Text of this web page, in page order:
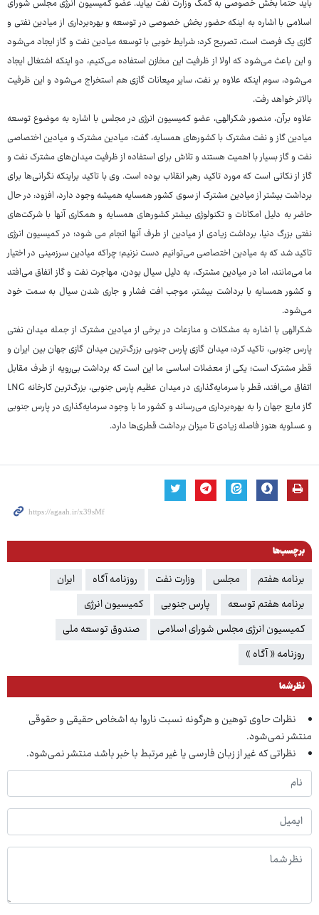
باید حتما بخش خصوصی به کمک وزارت نفت بیاید. عضو کمیسیون انرژی مجلس شورای
اسلامی با اشاره به اینکه حضور بخش خصوصی در توسعه و بهره‌برداری از میادین نفتی و
گازی یک فرصت است، تصریح کرد: شرایط خوبی با توسعه میادین نفت و گاز ایجاد می‌شود
و این باعث می‌شود که اولا از ظرفیت این مخازن استفاده می‌کنیم، دو اینکه اشتغال ایجاد
می‌شود، سوم اینکه علاوه بر نفت، سایر میعانات گازی هم استخراج می‌شود و این ظرفیت
بالاتر خواهد رفت.
علاوه برآن، منصور شکرالهی، عضو کمیسیون انرژی در مجلس با اشاره به موضوع توسعه
میادین گاز و نفت مشترک با کشورهای همسایه، گفت: میادین مشترک و میادین اختصاصی
نفت و گاز بسیار با اهمیت هستند و تلاش برای استفاده از ظرفیت میدان‌های مشترک نفت و
گاز از نکاتی است که مورد تاکید رهبر انقلاب بوده است. وی با تاکید براینکه نگرانی‌ها برای
برداشت بیشتر از میادین مشترک از سوی کشور همسایه همیشه وجود دارد، افزود: در حال
حاضر به دلیل امکانات و تکنولوژی بیشتر کشورهای همسایه و همکاری آنها با شرکت‌های
نفتی بزرگ دنیا، برداشت زیادی از میادین از طرف آنها انجام می شود؛ در کمیسیون انرژی
تاکید شد که به میادین اختصاصی می‌توانیم دست نزنیم؛ چراکه میادین سرزمینی در اختیار
ما می‌مانند، اما در میادین مشترک، به دلیل سیال بودن، مهاجرت نفت و گاز اتفاق می‌افتد
و کشور همسایه با برداشت بیشتر، موجب افت فشار و جاری شدن سیال به سمت خود
می‌شود.
شکرالهی با اشاره به مشکلات و منازعات در برخی از میادین مشترک از جمله میدان نفتی
پارس جنوبی، تاکید کرد: میدان گازی پارس جنوبی بزرگ‌ترین میدان گازی جهان بین ایران و
قطر مشترک است؛ یکی از معضلات اساسی ما این است که برداشت بی‌رویه از طرف مقابل
اتفاق می‌افتد، قطر با سرمایه‌گذاری در میدان عظیم پارس جنوبی، بزرگ‌ترین کارخانه LNG
گاز مایع جهان را به بهره‌برداری می‌رساند و کشور ما با وجود سرمایه‌گذاری در پارس جنوبی
و عسلویه هنوز فاصله زیادی تا میزان برداشت قطری‌ها دارد.
برچسب‌ها
برنامه هفتم مجلس وزارت نفت روزنامه آگاه
ایران
برنامه هفتم توسعه
پارس جنوبی
کمیسیون انرژی
کمیسیون انرژی مجلس شورای اسلامی
صندوق توسعه ملی
روزنامه « آگاه »
نظر شما
نظرات حاوی توهین و هرگونه نسبت ناروا به اشخاص حقیقی و حقوقی
منتشر نمی‌شود.
نظراتی که غیر از زبان فارسی یا غیر مرتبط با خبر باشد منتشر نمی‌شود.